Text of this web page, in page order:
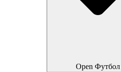
Open Футбол